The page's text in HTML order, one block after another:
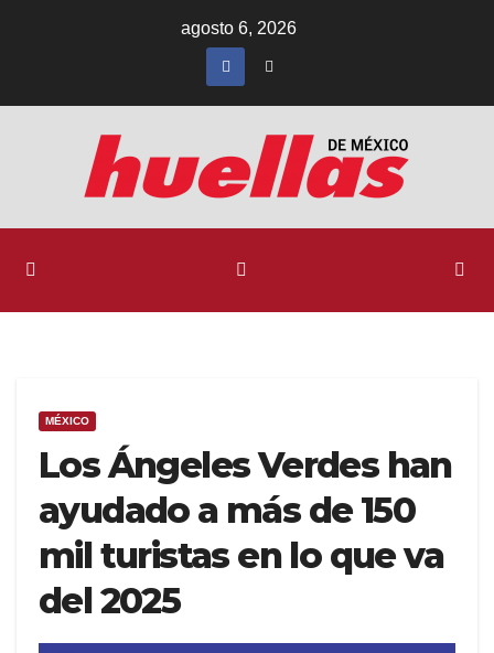
agosto 6, 2026
MÉXICO
Los Ángeles Verdes han
ayudado a más de 150
mil turistas en lo que va
del 2025